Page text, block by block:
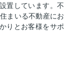
置しています。不
まいる不動産にお
りとお客様をサポ